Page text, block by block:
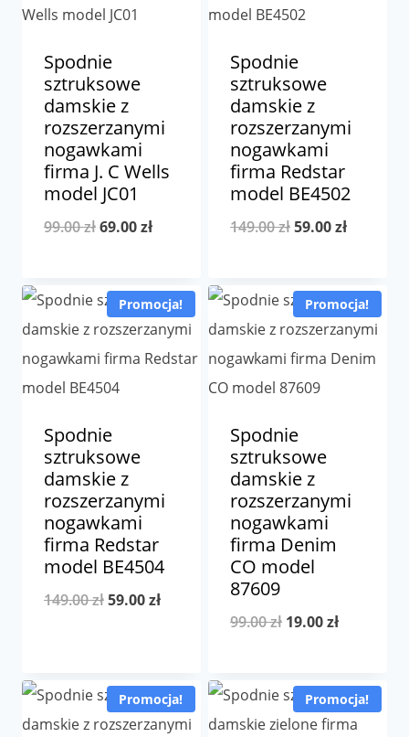
Spodnie
sztruksowe
damskie z
rozszerzanymi
nogawkami
firma J. C Wells
model JC01
99.00złPierwotna
99.00 zł.
69.00złAktualna
69.00 zł.
Spodnie
sztruksowe
damskie z
rozszerzanymi
nogawkami
firma Redstar
model BE4502
149.00złPierwotna
149.00 zł.
59.00złAktualna
59.00 zł.
Promocja!
Spodnie
sztruksowe
damskie z
rozszerzanymi
nogawkami
firma Redstar
model BE4504
149.00złPierwotna
149.00 zł.
59.00złAktualna
59.00 zł.
Promocja!
Spodnie
sztruksowe
damskie z
rozszerzanymi
nogawkami
firma Denim
CO model
87609
99.00zł Pierwotna
99.00 zł.
19.00złAktualna
19.00 zł.
Promocja! Promocja!